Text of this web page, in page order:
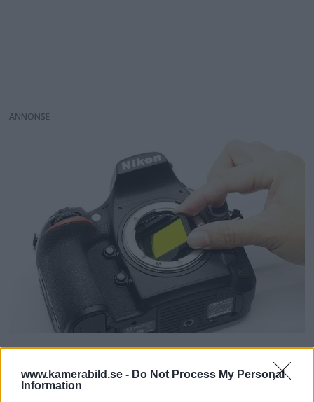
www.kamerabild.se - Do Not Process My Personal
Information
ANNONS
Nytt sensorfilter ger dig
bättre astrobilder